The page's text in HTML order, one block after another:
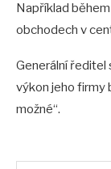
Například
obchodech v
Generální ředitel
výkon jeho firmy
možné“.